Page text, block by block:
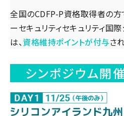
全国のCDFP-P資格取得者の方
ーセキュリティセキュリティ国
は、資格維持ポイントが付与さ
シンポジウム開